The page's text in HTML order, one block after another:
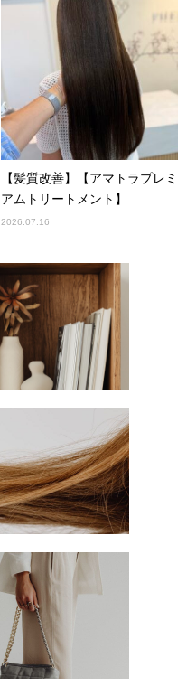
【髪質改善】【アマトラプレミ
アムトリートメント】
2026.07.16